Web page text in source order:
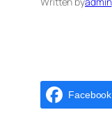
Facebook